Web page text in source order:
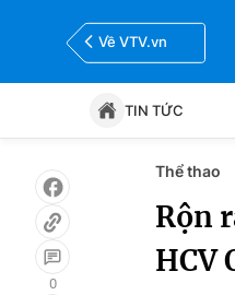
Về VTV.vn
TIN TỨC
Tin tức
Bóng đá
0
Thể thao
Rộn
HCV